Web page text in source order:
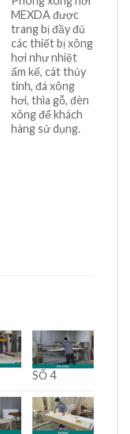
MEXDA được
trang bị đầy đủ
các thiết bị xông
hơi như nhiệt
ẩm kế, cát thủy
tinh, đá xông
hơi, thìa gỗ, đèn
xông để khách
hàng sử dụng.
SỐ 4